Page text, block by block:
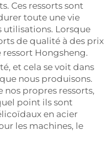
Ces ressorts sont
toute une vie
utilisations. Lorsque
de qualité à des prix
Hongsheng.
et cela se voit dans
que nous produisons.
propres ressorts,
point ils sont
en acier
les machines, le